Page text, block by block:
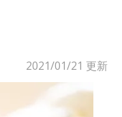
2021/01/21 更新